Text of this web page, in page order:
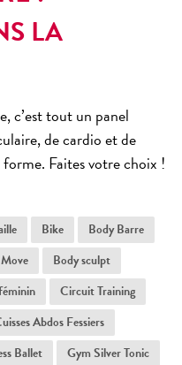
LA
c’est tout un panel
de cardio et de
Faites votre choix !
Bike
Body Barre
Body sculpt
Circuit Training
Abdos Fessiers
Ballet
Gym Silver Tonic